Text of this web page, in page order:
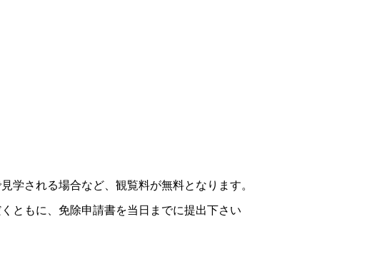
学される場合など、観覧料が無料となります。
ともに、免除申請書を当日までに提出下さい